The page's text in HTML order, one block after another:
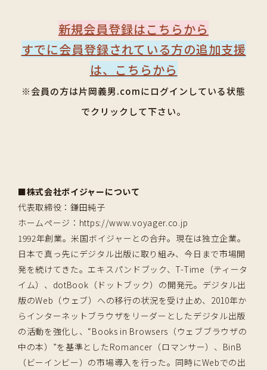
新規会員登録はこちらから
すでに会員登録されている方の追加支援
は、こちらから
※会員の方は片岡義男.comにログインしている状態
でクリックして下さい。
■株式会社ボイジャーについて
代表取締役：鎌田純子
ホームページ：https://www.voyager.co.jp
1992年創業。米国ボイジャーとの合弁。現在は独立企業。
日本で真っ先にデジタル出版に取り組み、今日まで市場開
発を続けてきた。エキスパンドブック、T-Time（ティータ
イム）、dotBook（ドットブック）の開発元。デジタル出
版のWeb（ウェブ）への移行の状況を受け止め、2010年か
らインターネットブラウザをリーダーとしたデジタル出版
の活動を強化し、“Books in Browsers（ウェブブラウザの
中の本）”を基準としたRomancer（ロマンサー）、BinB
（ビーインビー）の市場導入を行った。同時にWebでの出